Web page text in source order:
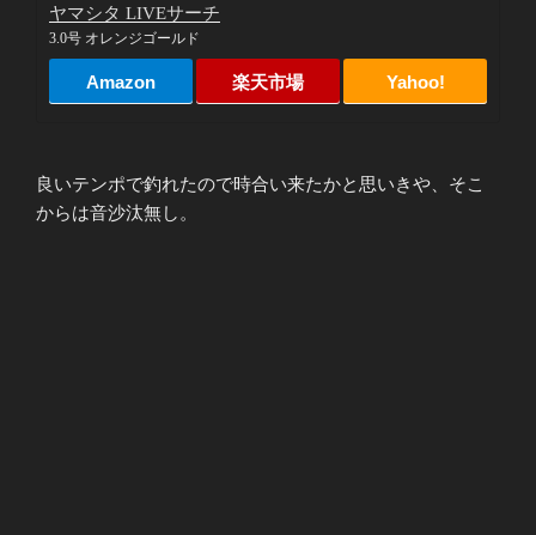
ヤマシタ LIVEサーチ
3.0号 オレンジゴールド
Amazon 楽天市場 Yahoo!
良いテンポで釣れたので時合い来たかと思いきや、そこ
からは音沙汰無し。